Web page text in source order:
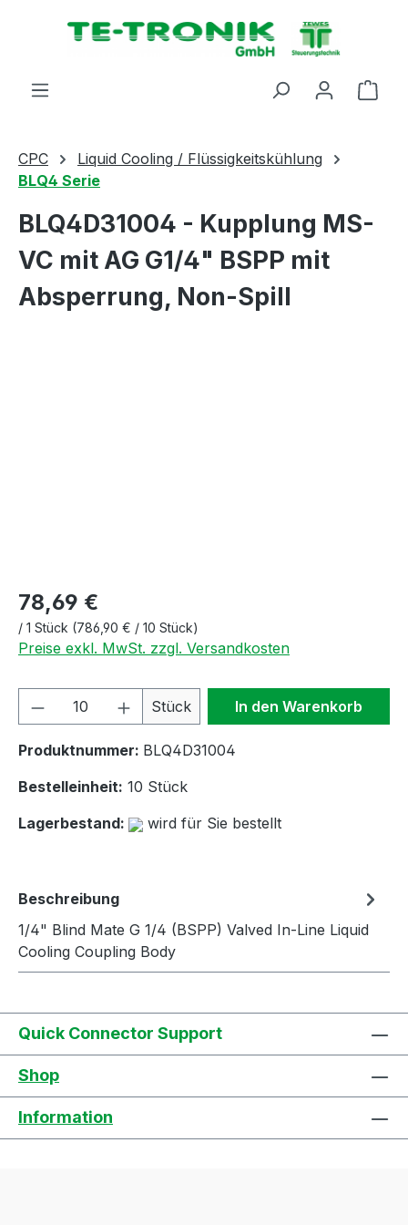
springen
CPC
Liquid Cooling / Flüssigkeitskühlung
BLQ4 Serie
BLQ4D31004 - Kupplung MS-
VC mit AG G1/4" BSPP mit
Absperrung, Non-Spill
78,69 €
/ 1 Stück (786,90 € / 10 Stück)
Preise exkl. MwSt. zzgl. Versandkosten
Produkt Anzahl: Gib den
Stück In den Warenkorb
Produktnummer: BLQ4D31004
Bestelleinheit: 10 Stück
Lagerbestand:
wird für Sie bestellt
Beschreibung
1/4" Blind Mate G 1/4 (BSPP) Valved In-Line Liquid
Cooling Coupling Body
Quick Connector Support
Shop
Information